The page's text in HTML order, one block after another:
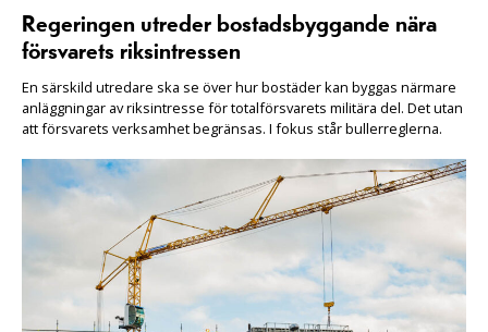
Regeringen utreder bostadsbyggande nära
försvarets riksintressen
En särskild utredare ska se över hur bostäder kan byggas närmare
anläggningar av riksintresse för totalförsvarets militära del. Det utan
att försvarets verksamhet begränsas. I fokus står bullerreglerna.